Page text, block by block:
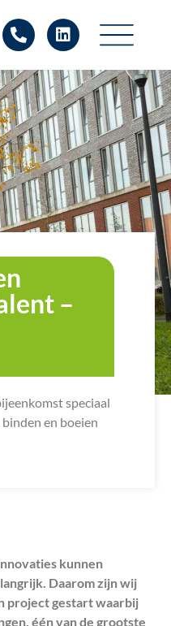
–
speciaal
en boeien
kunnen
Daarom zijn wij
project gestart waarbij
één van de grootste